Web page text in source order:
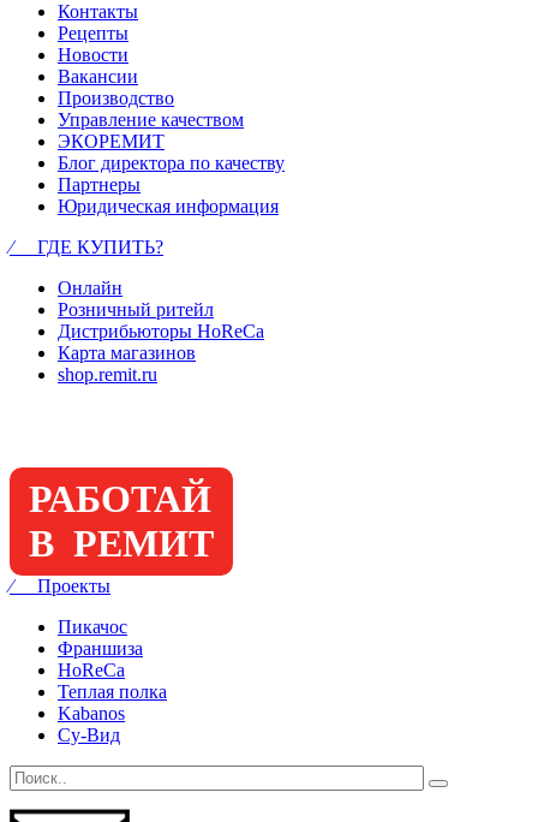
Контакты
Рецепты
Новости
Вакансии
Производство
Управление качеством
ЭКОРЕМИТ
Блог директора по качеству
Партнеры
Юридическая информация
⁄ ГДЕ КУПИТЬ?
Онлайн
Розничный ритейл
Дистрибьюторы HoReCa
Карта магазинов
shop.remit.ru
РАБОТАЙ
В РЕМИТ
⁄ Проекты
Пикачос
Франшиза
HoReCa
Теплая полка
Kabanos
Су-Вид